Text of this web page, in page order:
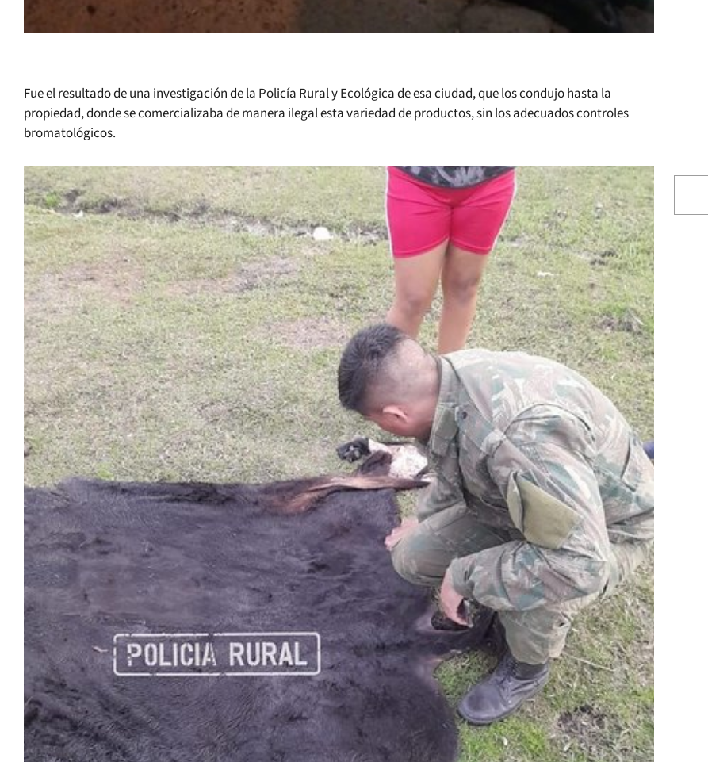
Fue el resultado de una investigación de la Policía Rural y Ecológica de esa ciudad, que los condujo hasta la
propiedad, donde se comercializaba de manera ilegal esta variedad de productos, sin los adecuados controles
bromatológicos.